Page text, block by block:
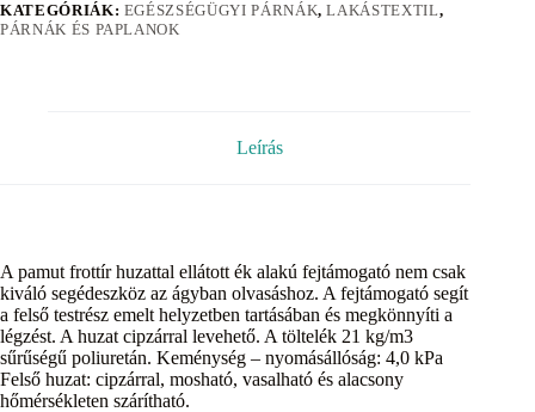
KATEGÓRIÁK: EGÉSZSÉGÜGYI PÁRNÁK,LAKÁSTEXTIL,
PÁRNÁK ÉS PAPLANOK
Leírás
A pamut frottír huzattal ellátott ék alakú fejtámogató nem csak
kiváló segédeszköz az ágyban olvasáshoz. A fejtámogató segít
a felső testrész emelt helyzetben tartásában és megkönnyíti a
légzést. A huzat cipzárral levehető. A töltelék 21 kg/m3
sűrűségű poliuretán. Keménység – nyomásállóság: 4,0 kPa
Felső huzat: cipzárral, mosható, vasalható és alacsony
hőmérsékleten szárítható.